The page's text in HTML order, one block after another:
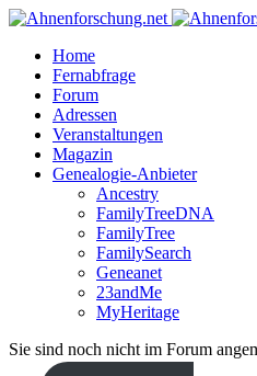
Home
Fernabfrage
Forum
Adressen
Veranstaltungen
Magazin
Genealogie-Anbieter
Ancestry
FamilyTreeDNA
FamilyTree
FamilySearch
Geneanet
23andMe
MyHeritage
Sie sind noch nicht im Forum